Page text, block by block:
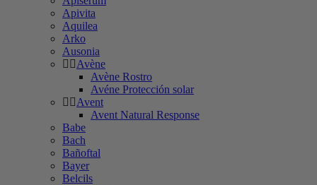
Apivita
Aquilea
Arko
Ausonia
Avène
Avène Rostro
Avéne Protección solar
Avent
Avent Natural Response
Babe
Bach
Bañoftal
Bayer
Belcils